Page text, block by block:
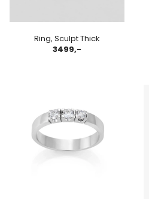
Ring, Sculpt Thick
3499,-